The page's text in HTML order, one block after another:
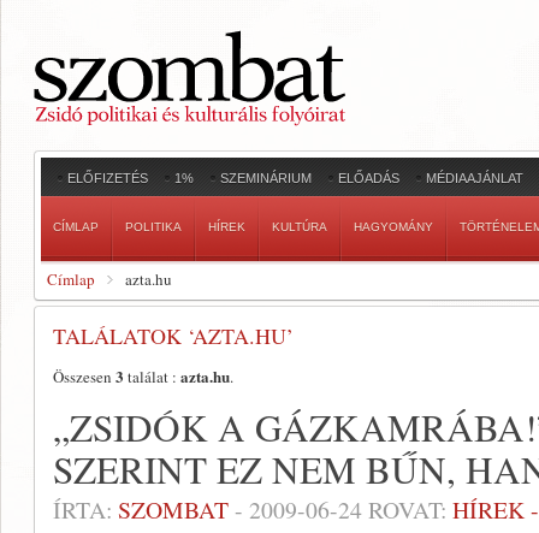
ELŐFIZETÉS 1% SZEMINÁRIUM ELŐADÁS MÉDIAAJÁNLAT
CÍMLAP POLITIKA HÍREK KULTÚRA HAGYOMÁNY
Címlap azta.hu
TALÁLATOK ‘AZTA.HU’
Összesen 3 találat : azta.hu.
„ZSIDÓK A
SZERINT EZ NEM BŰN,
ÍRTA: SZOMBAT- 2009-06-24ROVAT: HÍREK